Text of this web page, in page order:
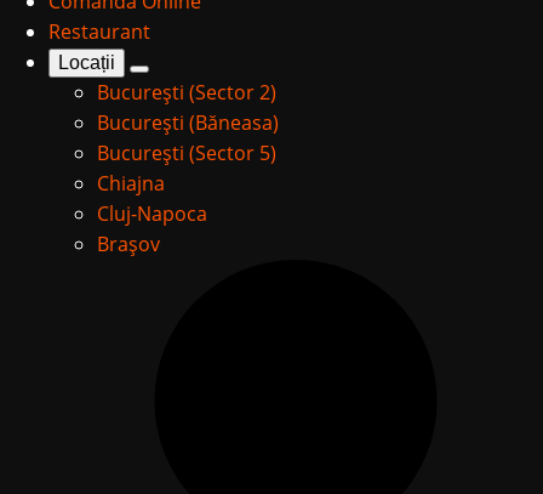
Restaurant
Locații
București (Sector 2)
București (Băneasa)
București (Sector 5)
Chiajna
Cluj-Napoca
Brașov